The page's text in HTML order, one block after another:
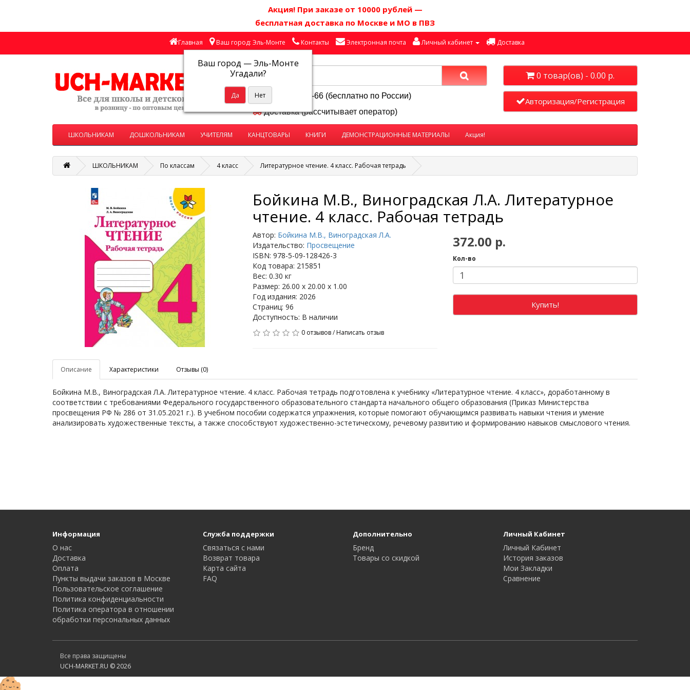
Акция! При заказе от 10000 рублей —
бесплатная доставка по Москве и МО в ПВЗ
Главная Ваш город: Эль-Монте
Ваш город —Эль-Монте
Угадали?
Контакты Электронная почта Личный кабинет Доставка
0 товар(ов) - 0.00 р.
8-800-250-58-66 (бесплатно по России)
Доставка (рассчитывает оператор)
Авторизация/Регистрация
ШКОЛЬНИКАМ ДОШКОЛЬНИКАМ УЧИТЕЛЯМ КАНЦТОВАРЫ КНИГИ ДЕМОНСТРАЦИОННЫЕ МАТЕРИАЛЫ Акция!
ШКОЛЬНИКАМ По классам 4 класс Литературное чтение. 4 класс. Рабочая тетрадь
Бойкина М.В., Виноградская Л.А. Литературное
чтение. 4 класс. Рабочая тетрадь
Автор: Бойкина М.В., Виноградская Л.А.
Издательство: Просвещение
ISBN: 978-5-09-128426-3
Код товара: 215851
Вес: 0.30 кг
Размер: 26.00 x 20.00 x 1.00
Год издания: 2026
Страниц: 96
Доступность: В наличии
0 отзывов/Написать отзыв
372.00 р.
Кол-во
Купить!
Описание Характеристики Отзывы (0)
Бойкина М.В., Виноградская Л.А. Литературное чтение. 4 класс. Рабочая тетрадь подготовлена к учебнику «Литературное чтение. 4 класс», доработанному в
соответствии с требованиями Федерального государственного образовательного стандарта начального общего образования (Приказ Министерства
просвещения РФ № 286 от 31.05.2021 г.). В учебном пособии содержатся упражнения, которые помогают обучающимся развивать навыки чтения и умение
анализировать художественные тексты, а также способствуют художественно-эстетическому, речевому развитию и формированию навыков смыслового чтения.
Информация
О нас
Доставка
Оплата
Пункты выдачи заказов в Москве
Пользовательское соглашение
Политика конфиденциальности
Политика оператора в отношении
обработки персональных данных
Служба поддержки
Связаться с нами
Возврат товара
Карта сайта
FAQ
Дополнительно
Бренд
Товары со скидкой
Личный Кабинет
Личный Кабинет
История заказов
Мои Закладки
Сравнение
Все права защищены
UCH-MARKET.RU © 2026